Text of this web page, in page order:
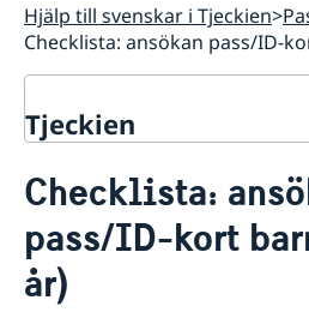
Hjälp till svenskar i Tjeckien
Checklista: ansökan pass/ID-
Tjeckien
Hjälp till svenskar i
Rösta i Tjeckien
Akut hjälp
Om du blir sjuk eller råkar ut
Pass utomlands
Checklista:
pass/ID-kort
år)